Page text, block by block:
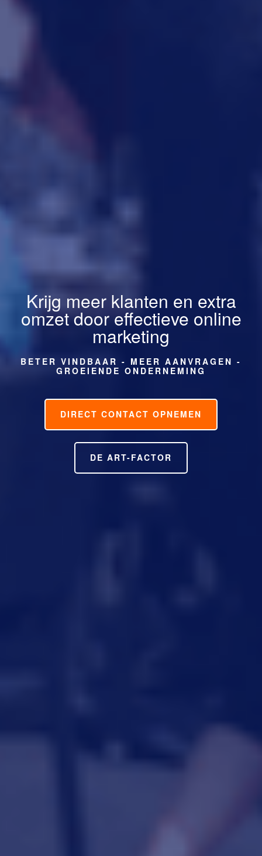
Krijg meer klanten en extra
omzet door effectieve online
marketing
BETER VINDBAAR - MEER AANVRAGEN -
GROEIENDE ONDERNEMING
DIRECT CONTACT OPNEMEN
DE ART-FACTOR